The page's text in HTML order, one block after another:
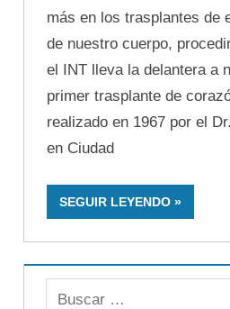
más en los trasplantes de
de nuestro cuerpo,
el INT lleva la delantera a
primer trasplante de
realizado en 1967 por el
en Ciudad
SEGUIR LEYENDO